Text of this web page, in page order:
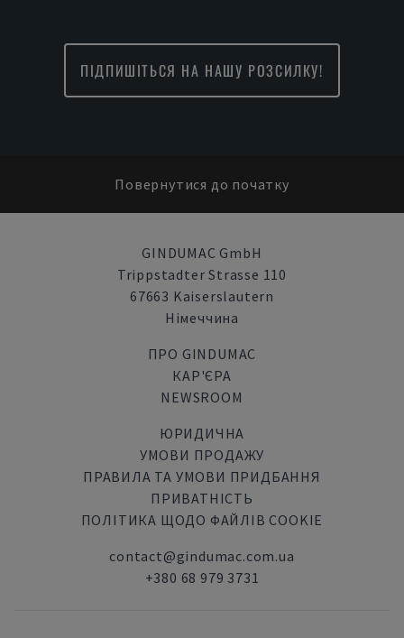
ПІДПИШІТЬСЯ НА НАШУ РОЗСИЛКУ!
Повернутися до початку
GINDUMAC GmbH
Trippstadter Strasse 110
67663 Kaiserslautern
Німеччина
ПРО GINDUMAC
КАР'ЄРА
NEWSROOM
ЮРИДИЧНА
УМОВИ ПРОДАЖУ
ПРАВИЛА ТА УМОВИ ПРИДБАННЯ
ПРИВАТНІСТЬ
ПОЛІТИКА ЩОДО ФАЙЛІВ COOKIE
contact@gindumac.com.ua
+380 68 979 3731